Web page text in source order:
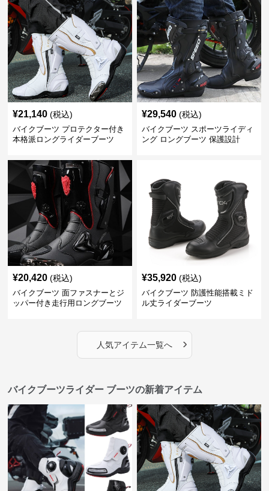
¥21,140 (税込)
バイクブーツ プロテクター付き
本格派ロングライダーブーツ
¥29,540 (税込)
バイクブーツ スポーツライディ
ング ロングブーツ 保護設計
¥20,420 (税込)
バイクブーツ 面ファスナーとジ
ッパー付き走行用ロングブーツ
¥35,920 (税込)
バイクブーツ 防護性能搭載ミド
ル丈ライダーブーツ
人気アイテム一覧へ ›
バイクブーツライダー ブーツの新着アイテム